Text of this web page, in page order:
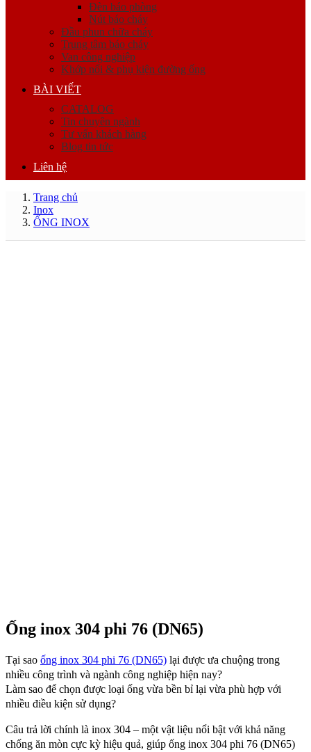
Đèn báo phòng
Nút báo cháy
Đầu phun chữa cháy
Trung tâm báo cháy
Van công nghiệp
Khớp nối & phụ kiện đường ống
BÀI VIẾT
CATALOG
Tin chuyên ngành
Tư vấn khách hàng
Blog tin tức
Liên hệ
Trang chủ
Inox
ỐNG INOX
Ống inox 304 phi 76 (DN65)
Tại sao ống inox 304 phi 76 (DN65) lại được ưa chuộng trong
nhiều công trình và ngành công nghiệp hiện nay?
Làm sao để chọn được loại ống vừa bền bỉ lại vừa phù hợp với
nhiều điều kiện sử dụng?
Câu trả lời chính là inox 304 – một vật liệu nổi bật với khả năng
chống ăn mòn cực kỳ hiệu quả, giúp ống inox 304 phi 76 (DN65)